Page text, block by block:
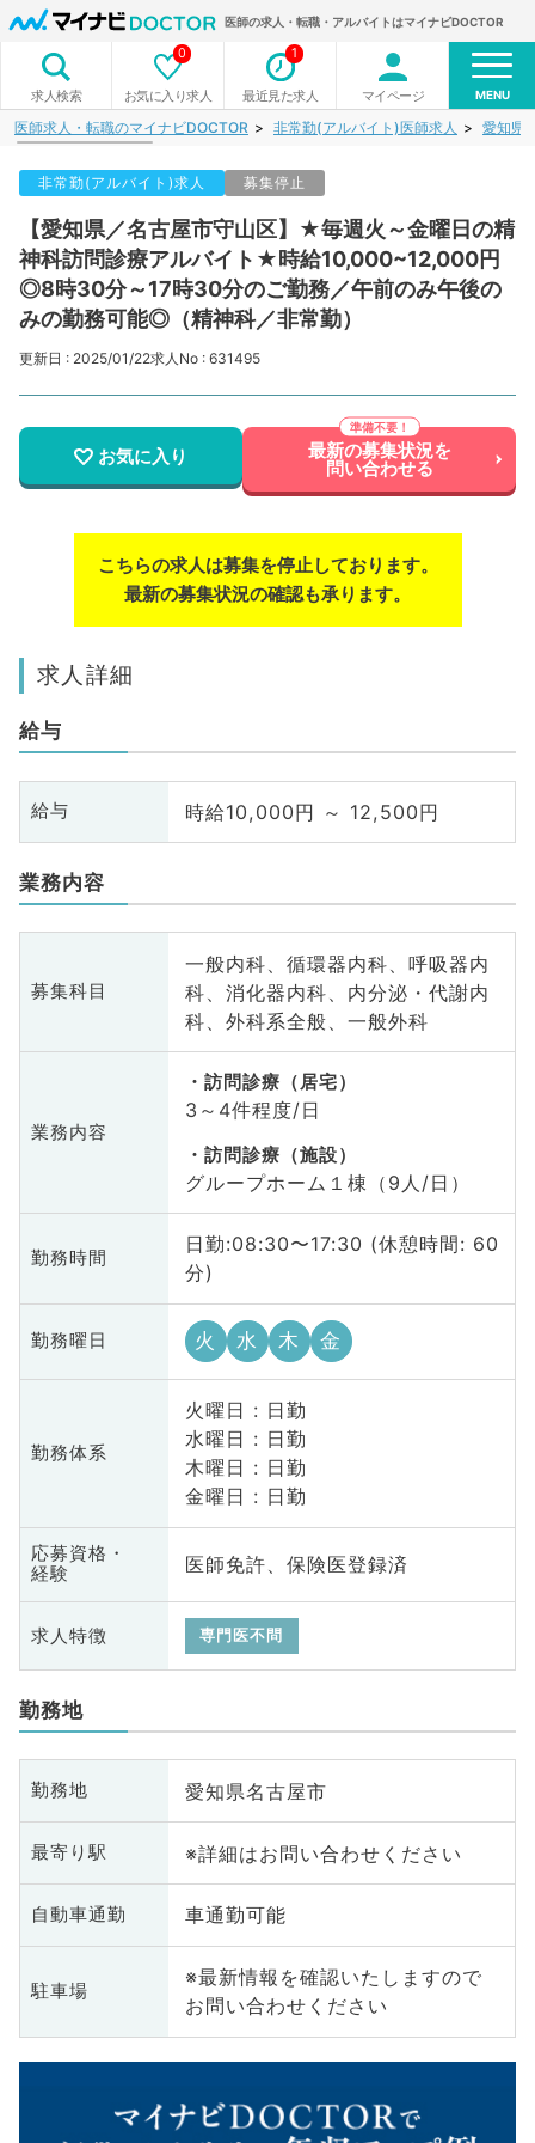
医師の求人・転職・アルバイトはマイナビDOCTOR
求人検索 お気に入り求人
0
最近見た求人
1
マイページ MENU
医師求人・転職のマイナビDOCTOR 非常勤(アルバイト)医師求人 愛知県
非常勤(アルバイト)求人 募集停止
【愛知県／名古屋市守山区】★毎週火～金曜日の精
神科訪問診療アルバイト★時給10,000~12,000円
◎8時30分～17時30分のご勤務／午前のみ午後の
みの勤務可能◎（精神科／非常勤）
更新日 : 2025/01/22求人No : 631495
お気に入り 最新の募集状況を
問い合わせる
こちらの求人は募集を停止しております。
最新の募集状況の確認も承ります。
求人詳細
給与
給与 時給10,000円 ～ 12,500円
業務内容
募集科目
一般内科、循環器内科、呼吸器内
科、消化器内科、内分泌・代謝内
科、外科系全般、一般外科
業務内容
訪問診療（居宅）
3～4件程度/日
訪問診療（施設）
グループホーム１棟（9人/日）
勤務時間
日勤:08:30〜17:30 (休憩時間: 60
分)
勤務曜日 火 水 木 金
勤務体系
火曜日 : 日勤
水曜日 : 日勤
木曜日 : 日勤
金曜日 : 日勤
応募資格・
経験
医師免許、保険医登録済
求人特徴 専門医不問
勤務地
勤務地 愛知県名古屋市
最寄り駅 ※詳細はお問い合わせください
自動車通勤 車通勤可能
駐車場
※最新情報を確認いたしますので
お問い合わせください